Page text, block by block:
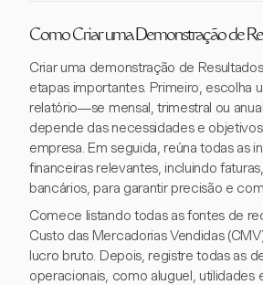
Como Criar uma Demonstração de
Criar uma demonstração de
etapas importantes. Primeiro, escolha
relatório—se mensal, trimestral ou
depende das necessidades e
empresa. Em seguida, reúna todas as
financeiras relevantes, incluindo
bancários, para garantir precisão e
Comece listando todas as fontes de
Custo das Mercadorias Vendidas
lucro bruto. Depois, registre todas as
operacionais, como aluguel, utilidades